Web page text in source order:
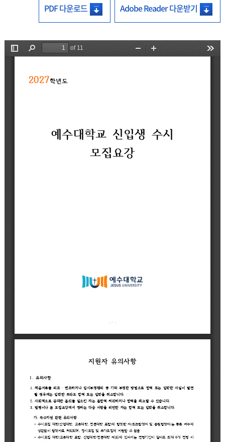
PDF 다운로드 Adobe Reader 다운받기